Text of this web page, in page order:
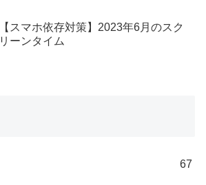
【スマホ依存対策】2023年6月のスク
リーンタイム
67